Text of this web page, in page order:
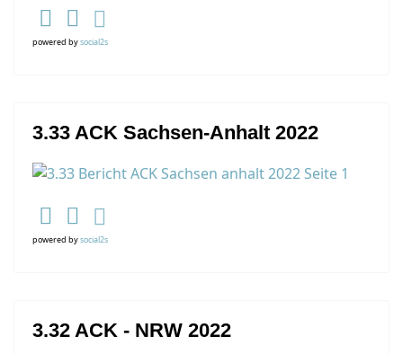
powered bysocial2s
3.33 ACK Sachsen-Anhalt 2022
powered bysocial2s
3.32 ACK - NRW 2022